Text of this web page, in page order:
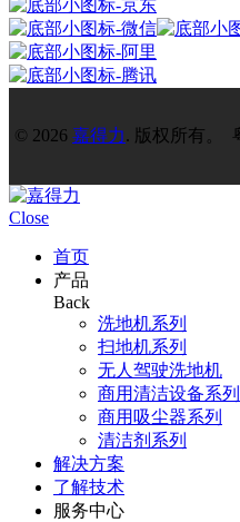
© 2026 嘉得力. 版权所有。
Close
首页
产品
Back
洗地机系列
扫地机系列
无人驾驶洗地机
商用清洁设备系列
商用吸尘器系列
清洁剂系列
解决方案
了解技术
服务中心